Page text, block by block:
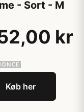
- Sort - M
kr
Køb her